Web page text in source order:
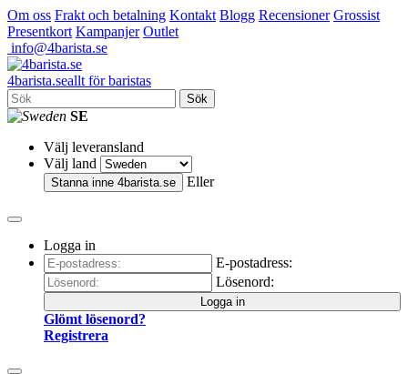
Om oss Frakt och betalning Kontakt Blogg Recensioner Grossist
Presentkort Kampanjer Outlet
info@4barista.se
4barista.seallt för baristas
Sök
SE
Välj leveransland
Välj land
Stanna inne 4barista.se Eller
Logga in
E-postadress:
Lösenord:
Logga in
Glömt lösenord?
Registrera